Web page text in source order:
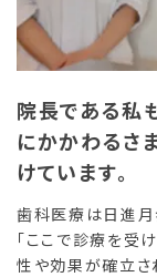
院長である私
にかかわるさ
けています。
歯科医療は日進月
「ここで診療を受
性や効果が確立さ